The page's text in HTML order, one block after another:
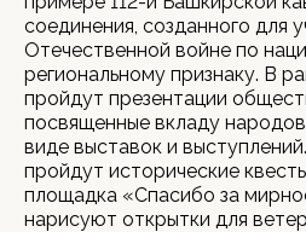
соединения, созданного для
Отечественной войне по
региональному признаку. В
пройдут презентации
посвященные вкладу
виде выставок и
пройдут исторические
площадка «Спасибо за
нарисуют открытки для